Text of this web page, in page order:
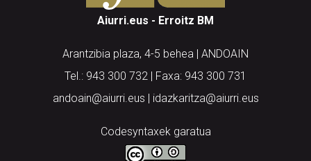
Aiurri.eus - Erroitz BM
Arantzibia plaza, 4-5 behea | ANDOAIN
Tel.: 943 300 732 | Faxa: 943 300 731
andoain@aiurri.eus | idazkaritza@aiurri.eus
Codesyntaxek garatua